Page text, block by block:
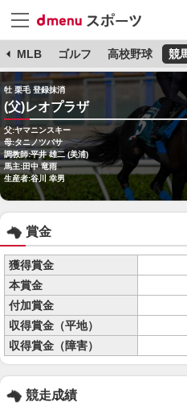
MLB ゴルフ 高校野球 競
牡 栗毛 登録抹消
(父)レオプラザ
父:ヤマニンスキー
母:タニノツバサ
調教師:平井 雄二 (美浦)
馬主:田中 竜雨
生産者:谷川 幸男
賞金
獲得賞金
本賞金
付加賞金
収得賞金（平地）
収得賞金（障害）
競走成績